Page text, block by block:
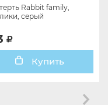
Rabbit family,
серый
Купить